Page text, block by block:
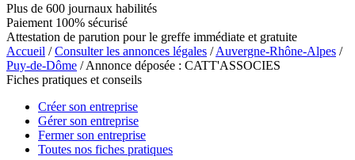
Plus de 600 journaux habilités
Paiement 100% sécurisé
Attestation de parution pour le greffe immédiate et gratuite
Accueil /Consulter les annonces légales /Auvergne-Rhône-Alpes /
Puy-de-Dôme / Annonce déposée : CATT'ASSOCIES
Fiches pratiques et conseils
Créer son entreprise
Gérer son entreprise
Fermer son entreprise
Toutes nos fiches pratiques